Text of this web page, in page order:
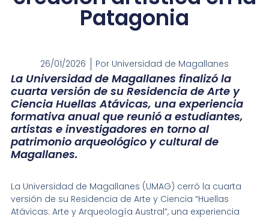
Patagonia
26/01/2026 Por Universidad de Magallanes
La Universidad de Magallanes finalizó la
cuarta versión de su Residencia de Arte y
Ciencia Huellas Atávicas, una experiencia
formativa anual que reunió a estudiantes,
artistas e investigadores en torno al
patrimonio arqueológico y cultural de
Magallanes.
La Universidad de Magallanes (UMAG) cerró la cuarta
versión de su Residencia de Arte y Ciencia “Huellas
Atávicas: Arte y Arqueología Austral”, una experiencia